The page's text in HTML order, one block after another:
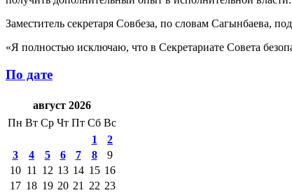
Заместитель секретаря Совбеза, по словам Сагынбаева,
«Я полностью исключаю, что в Секретариате Совета
По дате
август 2026
Пн Вт Ср Чт Пт Сб Вс
1
2
3
4 5 6 7 8
9
10 11 12 13 14 15 16
17 18 19 20 21 22 23